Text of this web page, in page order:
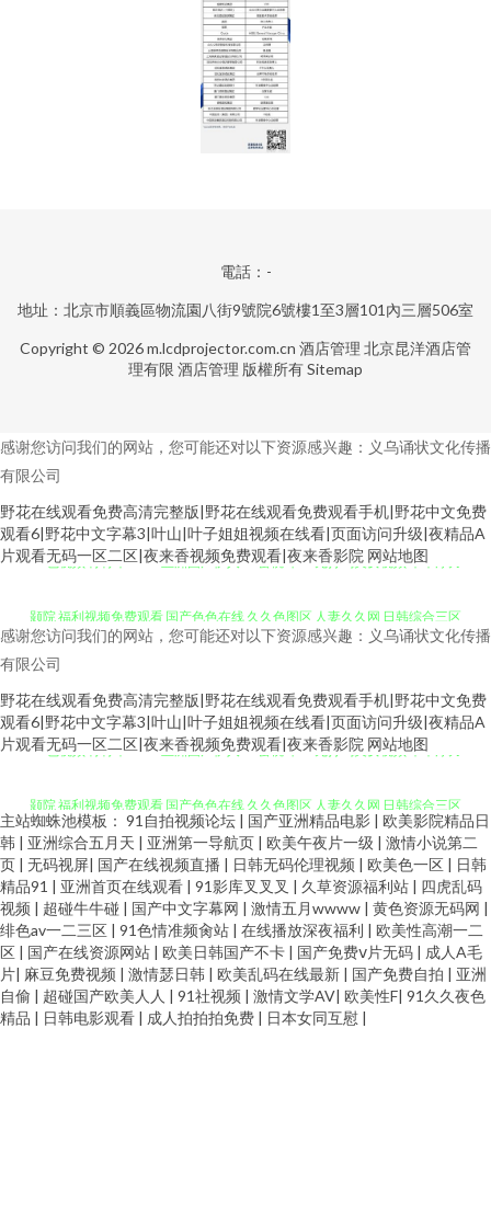
電話：-
地址：北京市順義區物流園八街9號院6號樓1至3層101內三層506室
Copyright © 2026m.lcdprojector.com.cn 酒店管理 北京昆洋酒店管
理有限 酒店管理 版權所有Sitemap
感谢您访问我们的网站，您可能还对以下资源感兴趣：义乌诵状文化传播
有限公司
野花在线观看免费高清完整版|野花在线观看免费观看手机|野花中文免费
观看6|野花中文字幕3|叶山|叶子姐姐视频在线看|页面访问升级|夜精品A
片观看无码一区二区|夜来香视频免费观看|夜来香影院 网站地图
51色视频 青青草99AV 亚洲国产伊人 91密桃吖 91无打码美女视频 草草浮力
颢院 福利视频免费观看 国产色色在线 久久色图区 人妻久久网 日韩综合三区
亚洲区瑟瑟瑟 97瑟瑟导航 97福利视频导航 国产成人黄色网址 欧美久爱精品
亚欧影视 福利AV导 人人色人人色 91黑丝高潮 97人人97人人 成人福利视频在
日韩亚洲超碰在线 偷拍视频福利导航 欧美一区二区做爱视频 久久艹网站 91
色色欧美 玖草视频 69福利精品影院 女同在线 日韩国产欧美在 日韩国产在线
91白丝高高潮视频 九九久国产在线 欧美性一一区在在线 日韩三级大片 亚洲
三级网址 91黄色色网 国产日逼网 精品人妻九九网 老司机综合网 日韩无码第
感谢您访问我们的网站，您可能还对以下资源感兴趣：义乌诵状文化传播
有限公司
野花在线观看免费高清完整版|野花在线观看免费观看手机|野花中文免费
观看6|野花中文字幕3|叶山|叶子姐姐视频在线看|页面访问升级|夜精品A
片观看无码一区二区|夜来香视频免费观看|夜来香影院 网站地图
51色视频 青青草99AV 亚洲国产伊人 91密桃吖 91无打码美女视频 草草浮力
颢院 福利视频免费观看 国产色色在线 久久色图区 人妻久久网 日韩综合三区
亚洲区瑟瑟瑟 97瑟瑟导航 97福利视频导航 国产成人黄色网址 欧美久爱精品
亚欧影视 福利AV导 人人色人人色 91黑丝高潮 97人人97人人 成人福利视频在
线播放 精品wwwwww 久久六热 五月天亭亭 在线观看网站黄色 男人无毒色图
日韩亚洲超碰在线 偷拍视频福利导航 欧美一区二区做爱视频 久久艹网站 91
主站蜘蛛池模板： 91自拍视频论坛 | 国产亚洲精品电影 | 欧美影院精品日
韩 | 亚洲综合五月天 | 亚洲第一导航页 | 欧美午夜片一级 | 激情小说第二
页 | 无码视屏| 国产在线视频直播 | 日韩无码伦理视频 | 欧美色一区 | 日韩
精品91 | 亚洲首页在线观看 | 91影库叉叉叉 | 久草资源福利站 | 四虎乱码
视频 | 超碰牛牛碰 | 国产中文字幕网 | 激情五月wwww | 黄色资源无码网 |
绯色av一二三区 | 91色情准频肏站 | 在线播放深夜福利 | 欧美性高潮一二
区 | 国产在线资源网站 | 欧美日韩国产不卡 | 国产免费ⅴ片无码 | 成人A毛
片| 麻豆免费视频 | 激情瑟日韩 | 欧美乱码在线最新 | 国产免费自拍 | 亚洲
自偷 | 超碰国产欧美人人 | 91社视频 | 激情文学AV| 欧美性F| 91久久夜色
精品 | 日韩电影观看 | 成人拍拍拍免费 | 日本女同互慰 |